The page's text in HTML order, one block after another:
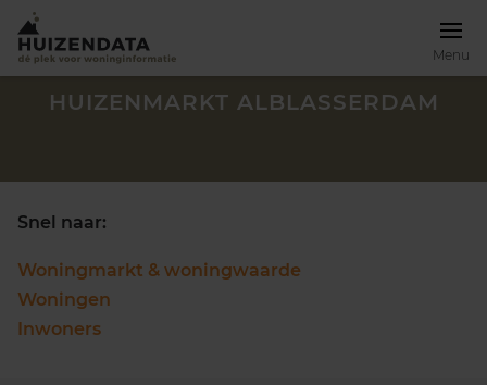
Menu
HUIZENMARKT ALBLASSERDAM
Snel naar:
Woningmarkt & woningwaarde
Woningen
Inwoners